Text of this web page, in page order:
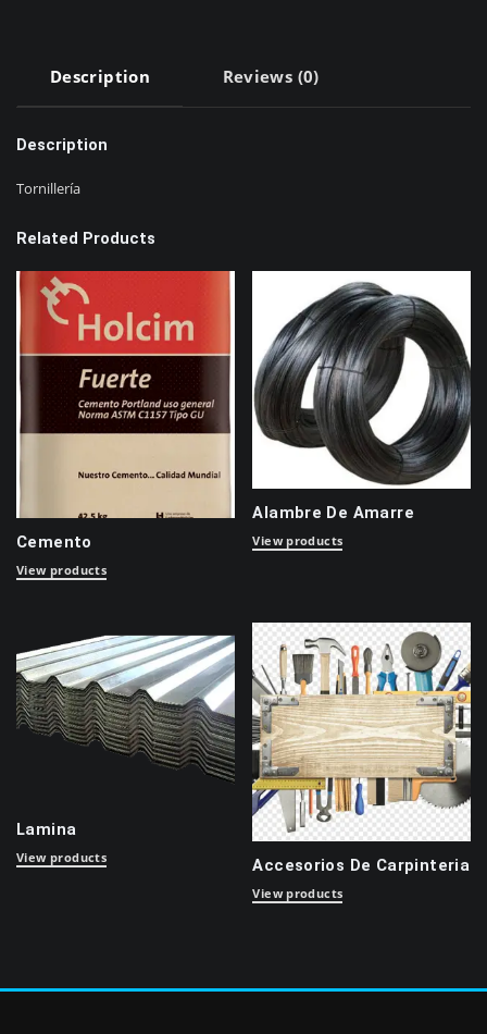
Description Reviews (0)
Description
Tornillería
Related Products
Cemento
View products
Alambre De Amarre
View products
Lamina
View products Accesorios De Carpinteria
View products